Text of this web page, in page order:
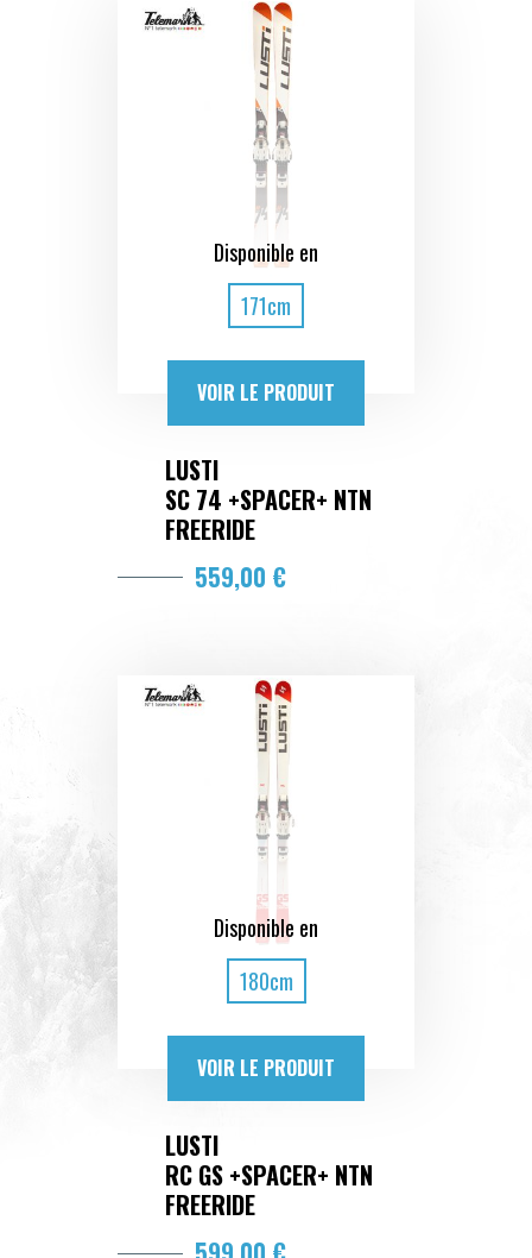
Disponible en
171cm
VOIR LE PRODUIT
LUSTI
SC 74 +SPACER+ NTN
FREERIDE
559,00 €
Disponible en
180cm
VOIR LE PRODUIT
LUSTI
RC GS +SPACER+ NTN
FREERIDE